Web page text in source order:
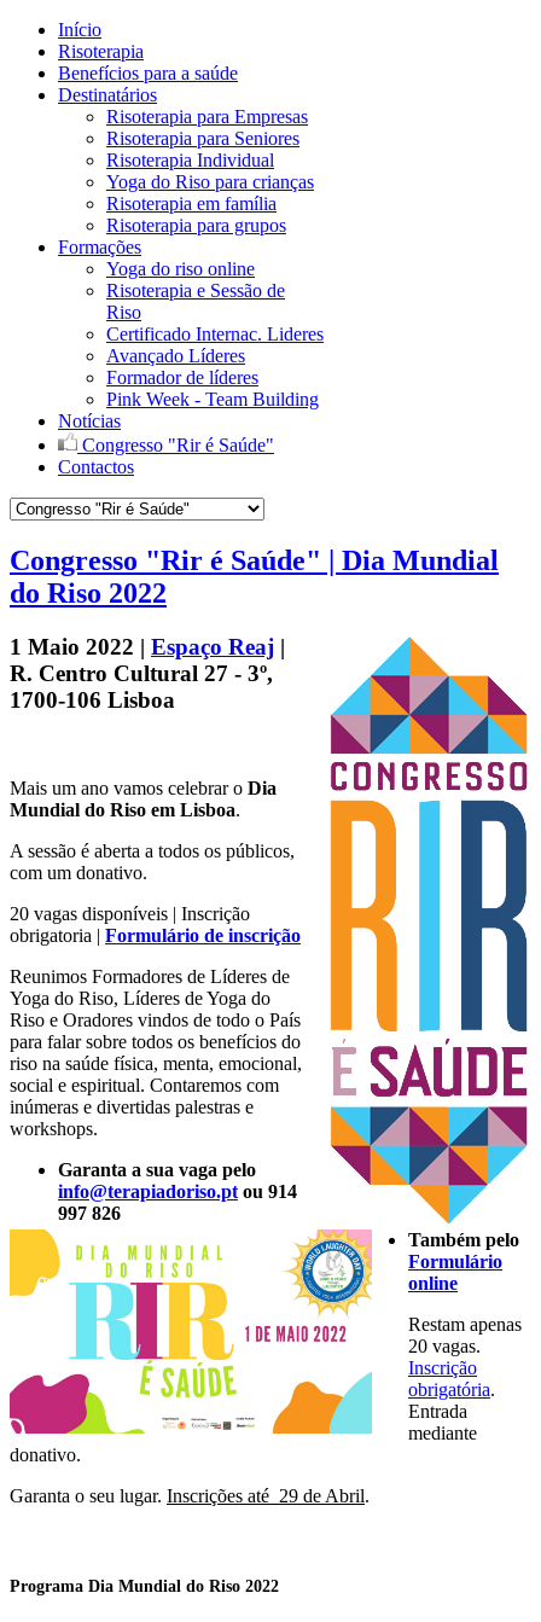
Início
Risoterapia
Benefícios para a saúde
Destinatários
Risoterapia para Empresas
Risoterapia para Seniores
Risoterapia Individual
Yoga do Riso para crianças
Risoterapia em família
Risoterapia para grupos
Formações
Yoga do riso online
Risoterapia e Sessão de
Riso
Certificado Internac. Lideres
Avançado Líderes
Formador de líderes
Pink Week - Team Building
Notícias
Congresso "Rir é Saúde"
Contactos
Congresso "Rir é Saúde" | Dia Mundial
do Riso 2022
1 Maio 2022 | Espaço Reaj |
R. Centro Cultural 27 - 3º,
1700-106 Lisboa
Mais um ano vamos celebrar o Dia
Mundial do Riso em Lisboa.
A sessão é aberta a todos os públicos,
com um donativo.
20 vagas disponíveis | Inscrição
obrigatoria | Formulário de inscrição
Reunimos Formadores de Líderes de
Yoga do Riso, Líderes de Yoga do
Riso e Oradores vindos de todo o País
para falar sobre todos os benefícios do
riso na saúde física, menta, emocional,
social e espiritual. Contaremos com
inúmeras e divertidas palestras e
workshops.
Garanta a sua vaga pelo
info@terapiadoriso.pt ou 914
997 826
Também pelo
Formulário
online
Restam apenas
20 vagas.
Inscrição
obrigatória.
Entrada
mediante
donativo.
Garanta o seu lugar. Inscrições até 29 de Abril.
Programa Dia Mundial do Riso 2022